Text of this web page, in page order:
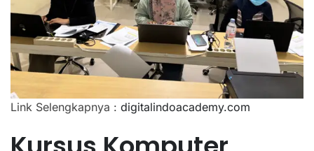
Link Selengkapnya : digitalindoacademy.com